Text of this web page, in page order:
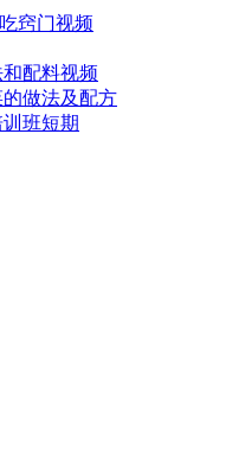
窍门视频
配料视频
做法及配方
班短期